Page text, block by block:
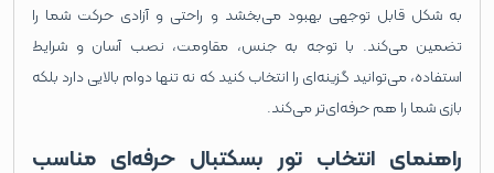
به شکل قابل توجهی بهبود می‌بخشد و راحتی و آزادی حرکت شما را
تضمین می‌کند. با توجه به جنس، مقاومت، نصب آسان و شرایط
استفاده، می‌توانید گزینه‌ای را انتخاب کنید که نه تنها دوام بالایی دارد بلکه
بازی شما را هم حرفه‌ای‌تر می‌کند.
راهنمای انتخاب تور بسکتبال حرفه‌ای مناسب